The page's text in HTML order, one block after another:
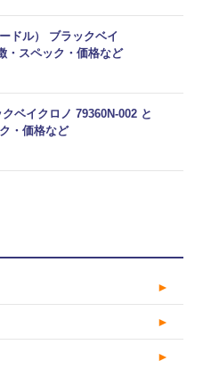
ドル） ブラックベイ
・スペック・価格など
ベイクロノ 79360N-002 と
・価格など
►
►
►